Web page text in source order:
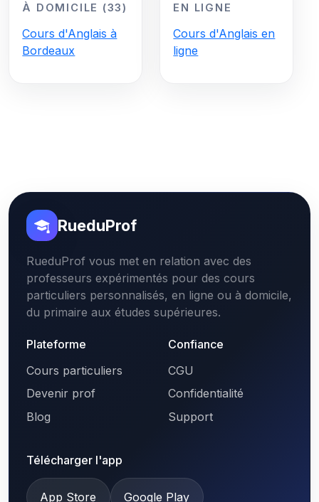
À DOMICILE (33)
Cours d'Anglais à
Bordeaux
EN LIGNE
Cours d'Anglais en
ligne
RueduProf
RueduProf vous met en relation avec des
professeurs expérimentés pour des cours
particuliers personnalisés, en ligne ou à domicile,
du primaire aux études supérieures.
Plateforme
Cours particuliers
Devenir prof
Blog
Confiance
CGU
Confidentialité
Support
Télécharger l'app
App Store Google Play